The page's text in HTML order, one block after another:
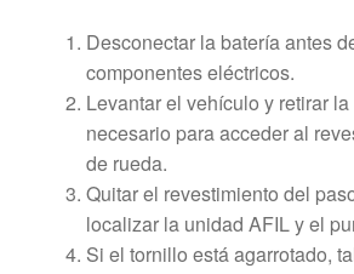
Desconectar la batería antes
componentes eléctricos.
Levantar el vehículo y retirar
necesario para acceder al
de rueda.
Quitar el revestimiento del
localizar la unidad AFIL y el
Si el tornillo está agarrotado,